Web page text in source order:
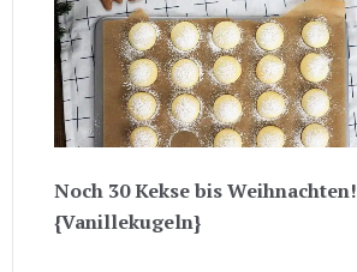
Noch 30 Kekse bis Weihnachten!
{Vanillekugeln}